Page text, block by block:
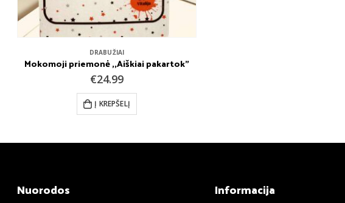
DRABUŽIAI
Mokomoji priemonė ,,Aiškiai pakartok”
€24.99
Į KREPŠELĮ
Nuorodos Informacija